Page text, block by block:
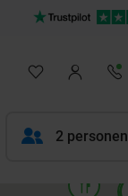
2 personen
food